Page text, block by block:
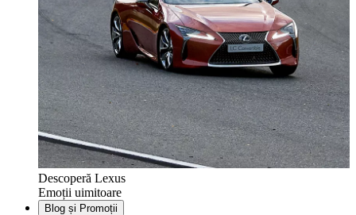
Descoperă Lexus
Emoții uimitoare
Blog și Promoții